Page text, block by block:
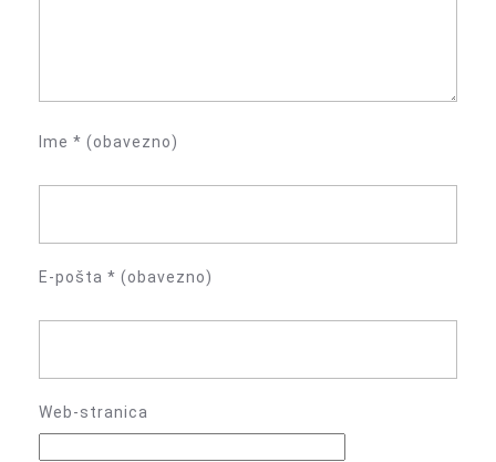
Ime * (obavezno)
E-pošta * (obavezno)
Web-stranica